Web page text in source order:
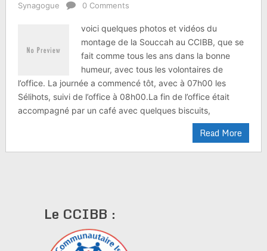
Synagogue
0 Comments
voici quelques photos et vidéos du
montage de la Souccah au CCIBB, que se
fait comme tous les ans dans la bonne
humeur, avec tous les volontaires de
l’office. La journée a commencé tôt, avec à 07h00 les
Sélihots, suivi de l’office à 08h00.La fin de l’office était
accompagné par un café avec quelques biscuits,
Read More
Le CCIBB :